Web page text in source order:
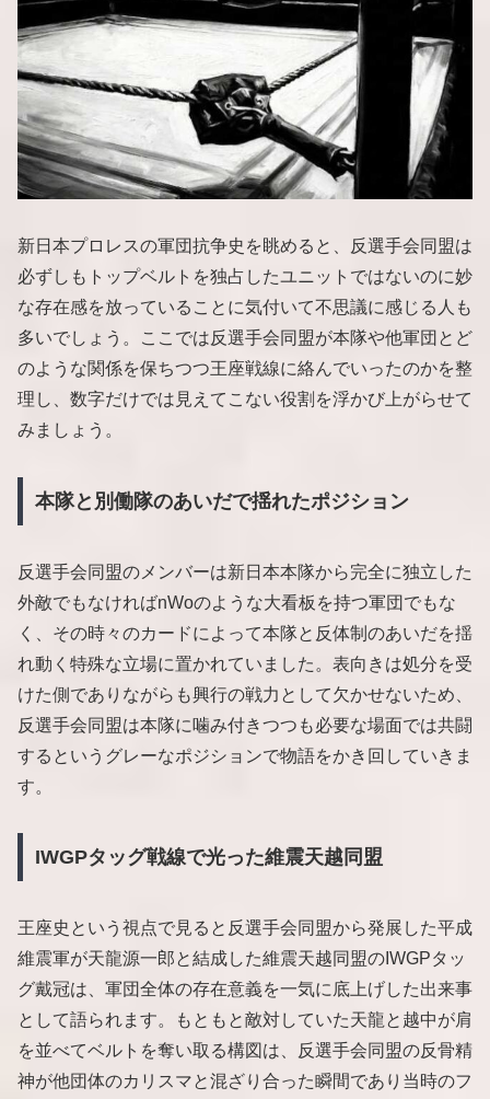
新日本プロレスの軍団抗争史を眺めると、反選手会同盟は
必ずしもトップベルトを独占したユニットではないのに妙
な存在感を放っていることに気付いて不思議に感じる人も
多いでしょう。ここでは反選手会同盟が本隊や他軍団とど
のような関係を保ちつつ王座戦線に絡んでいったのかを整
理し、数字だけでは見えてこない役割を浮かび上がらせて
みましょう。
本隊と別働隊のあいだで揺れたポジション
反選手会同盟のメンバーは新日本本隊から完全に独立した
外敵でもなければnWoのような大看板を持つ軍団でもな
く、その時々のカードによって本隊と反体制のあいだを揺
れ動く特殊な立場に置かれていました。表向きは処分を受
けた側でありながらも興行の戦力として欠かせないため、
反選手会同盟は本隊に噛み付きつつも必要な場面では共闘
するというグレーなポジションで物語をかき回していきま
す。
IWGPタッグ戦線で光った維震天越同盟
王座史という視点で見ると反選手会同盟から発展した平成
維震軍が天龍源一郎と結成した維震天越同盟のIWGPタッ
グ戴冠は、軍団全体の存在意義を一気に底上げした出来事
として語られます。もともと敵対していた天龍と越中が肩
を並べてベルトを奪い取る構図は、反選手会同盟の反骨精
神が他団体のカリスマと混ざり合った瞬間であり当時のフ